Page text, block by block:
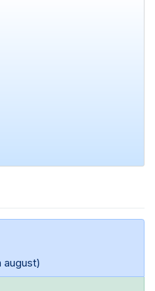
august)